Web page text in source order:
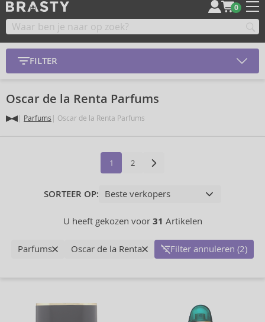
0
FILTER
Oscar de la Renta Parfums
Parfums Oscar de la Renta Parfums
1 2
SORTEER OP:
U heeft gekozen voor 31 Artikelen
Parfums Oscar de la Renta Filter annuleren (2)